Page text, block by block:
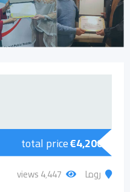
€4,200
total price
روما
4٬447 views